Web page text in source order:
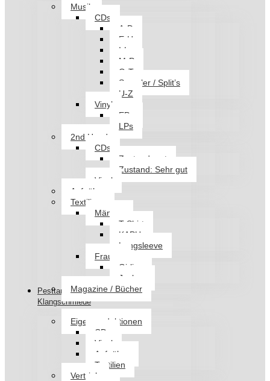
Musik
CDs
A-D
E-H
I-L
M-P
Q-T
Sampler / Split’s
U-Z
Vinyl
EPs
LPs
2nd Hand
CDs
Zustand: gut
Zustand: Sehr gut
Vinyl
Aufnäher
Textilien
Männer
T-Shirt
KAPU
Longsleeve
Frauen
Girlies
Jacken
Magazine / Bücher
Pesttanz
Klangschmiede
Eigenproduktionen
CDs
Vinyl
Aufnäher
Textilien
Vertrieb